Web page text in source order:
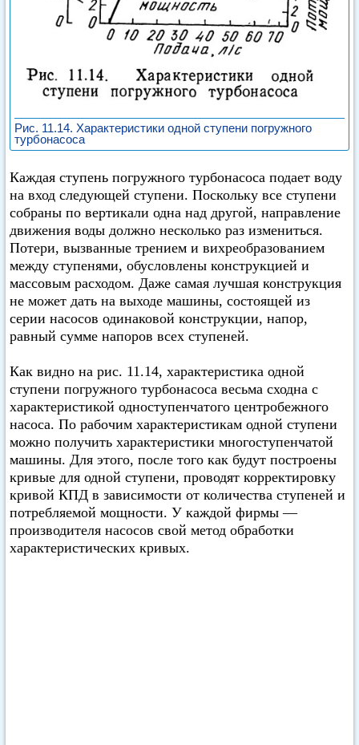
Рис. 11.14. Характеристики одной ступени погружного
турбонасоса
Каждая ступень погружного турбонасоса подает воду
на вход следующей ступени. Поскольку все ступени
собраны по вертикали одна над другой, направление
движения воды должно несколько раз измениться.
Потери, вызванные трением и вихреобразованием
между ступенями, обусловлены конструкцией и
массовым расходом. Даже самая лучшая конструкция
не может дать на выходе машины, состоящей из
серии насосов одинаковой конструкции, напор,
равный сумме напоров всех ступеней.
Как видно на рис. 11.14, характеристика одной
ступени погружного турбонасоса весьма сходна с
характеристикой одноступенчатого центробежного
насоса. По рабочим характеристикам одной ступени
можно получить характеристики многоступенчатой
машины. Для этого, после того как будут построены
кривые для одной ступени, проводят корректировку
кривой КПД в зависимости от количества ступеней и
потребляемой мощности. У каждой фирмы —
производителя насосов свой метод обработки
характеристических кривых.